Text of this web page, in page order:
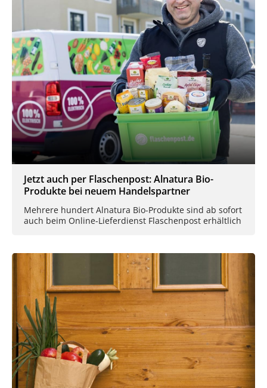
Jetzt auch per Flaschenpost: Alnatura Bio-
Produkte bei neuem Handelspartner
Mehrere hundert Alnatura Bio-Produkte sind ab sofort
auch beim Online-Lieferdienst Flaschenpost erhältlich